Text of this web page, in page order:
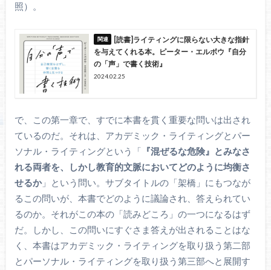
照）。
[読書]ライティングに限らない大きな指針
を与えてくれる本。ピーター・エルボウ『自分
の「声」で書く技術』
2024.02.25
で、この第一章で、すでに本書を貫く重要な問いは出され
ているのだ。それは、アカデミック・ライティングとパー
ソナル・ライティングという「 『混ぜるな危険』とみなさ
れる両者を、しかし教育的文脈においてどのように均衡さ
せるか」という問い。サブタイトルの「架橋」にもつなが
るこの問いが、本書でどのように議論され、答えられてい
るのか。それがこの本の「読みどころ」の一つになるはず
だ。しかし、この問いにすぐさま答えが出されることはな
く、本書はアカデミック・ライティングを取り扱う第二部
とパーソナル・ライティングを取り扱う第三部へと展開す